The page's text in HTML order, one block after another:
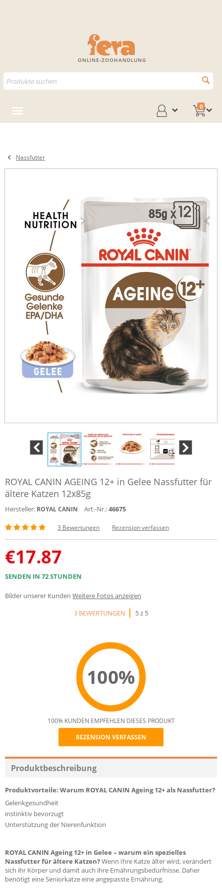
ONLINE-ZOOHANDLUNG
0
Nassfutter
ROYAL CANIN AGEING 12+ in Gelee Nassfutter für
ältere Katzen 12x85g
Hersteller: ROYAL CANIN Art.-Nr.:46675
3 Bewertungen Rezension verfassen
€17.87
SENDEN IN 72 STUNDEN
Bilder unserer Kunden Weitere Fotos anzeigen
3 BEWERTUNGEN
5 z 5
100%
Recommend
100% KUNDEN EMPFEHLEN DIESES PRODUKT
REZENSION VERFASSEN
Produktbeschreibung
Produktvorteile: Warum ROYAL CANIN Ageing 12+ als Nassfutter?
Gelenkgesundheit
instinktiv bevorzugt
Unterstützung der Nierenfunktion
ROYAL CANIN Ageing 12+ in Gelee – warum ein spezielles
Nassfutter für ältere Katzen?Wenn Ihre Katze älter wird, verändert
sich ihr Körper und damit auch ihre Ernährungsbedürfnisse. Daher
benötigt eine Seniorkatze eine angepasste Ernährung.